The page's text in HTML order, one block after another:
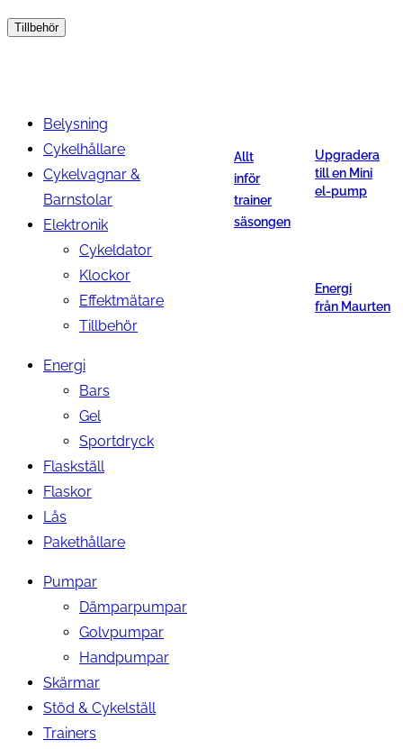
Tillbehör
Belysning
Cykelhållare
Cykelvagnar &
Barnstolar
Elektronik
Cykeldator
Klockor
Effektmätare
Tillbehör
Energi
Bars
Gel
Sportdryck
Flaskställ
Flaskor
Lås
Pakethållare
Pumpar
Dämparpumpar
Golvpumpar
Handpumpar
Skärmar
Stöd & Cykelställ
Trainers
Allt
inför
trainer
säsongen
Upgradera
till en Mini
el-pump
Energi
från Maurten